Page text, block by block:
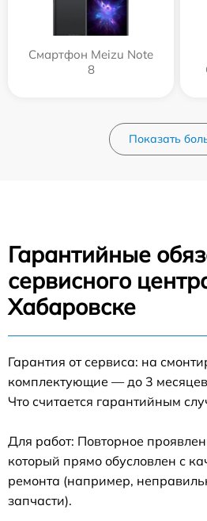
Смартфон Meizu Note
8
Показать
Гарантийные
сервисного
Хабаровске
Гарантия от сервиса: на
комплектующие — до 3
Что считается гарантийным
Для работ: Повторное
который прямо обусловлен с
ремонта (например,
запчасти).